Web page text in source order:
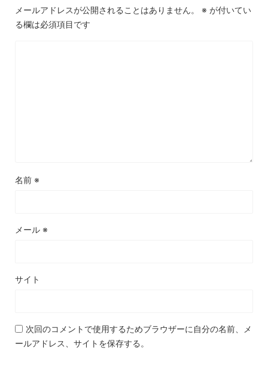
メールアドレスが公開されることはありません。 ※ が付いてい
る欄は必須項目です
名前 ※
メール ※
サイト
次回のコメントで使用するためブラウザーに自分の名前、メ
ールアドレス、サイトを保存する。